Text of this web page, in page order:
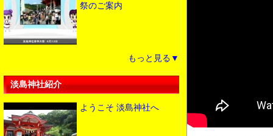
祭のご案内
もっと見る▼
淡島神社紹介
ようこそ 淡島神社へ